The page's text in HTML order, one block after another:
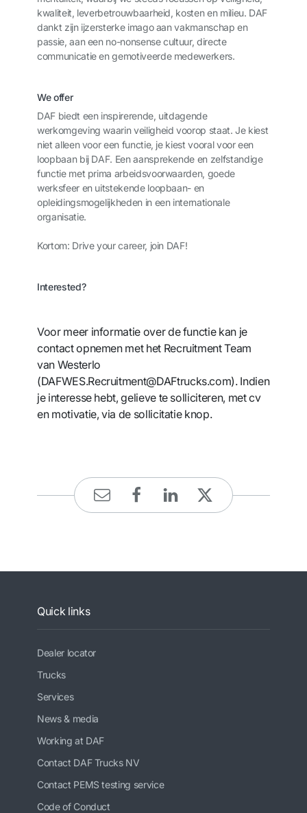
kwaliteit, leverbetrouwbaarheid, kosten en milieu. DAF
dankt zijn ijzersterke imago aan vakmanschap en
passie, aan een no-nonsense cultuur, directe
communicatie en gemotiveerde medewerkers.
We offer
DAF biedt een inspirerende, uitdagende
werkomgeving waarin veiligheid voorop staat. Je kiest
niet alleen voor een functie, je kiest vooral voor een
loopbaan bij DAF. Een aansprekende en zelfstandige
functie met prima arbeidsvoorwaarden, goede
werksfeer en uitstekende loopbaan- en
opleidingsmogelijkheden in een internationale
organisatie.
Kortom: Drive your career, join DAF!
Interested?
Voor meer informatie over de functie kan je
contact opnemen met het Recruitment Team
van Westerlo
(DAFWES.Recruitment@DAFtrucks.com). Indien
je interesse hebt, gelieve te solliciteren, met cv
en motivatie, via de sollicitatie knop.
Quick links
Dealer locator
Trucks
Services
News & media
Working at DAF
Contact DAF Trucks NV
Contact PEMS testing service
Code of Conduct